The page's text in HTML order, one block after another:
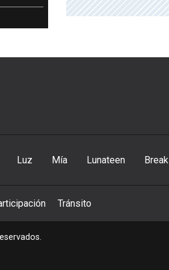
Luz Mía Lunateen Break
Tránsito